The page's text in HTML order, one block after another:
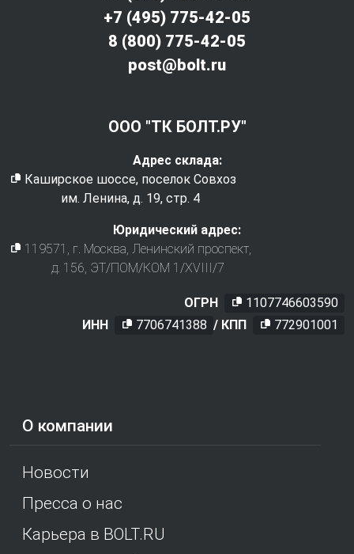
О компании
Новости
Пресса о нас
Карьера в BOLT.RU
+7 (495) 775-42-05
8 (800) 775-42-05
post@bolt.ru
ООО "ТК БОЛТ.РУ"
Адрес склада:
Каширское шоссе, поселок Совхоз
им. Ленина, д. 19, стр. 4
Юридический адрес:
119571
, г. Москва Ленинский проспект,
д. 156, ЭТ/ПОМ/КОМ 1/XVIII/7
ОГРН
1107746603590
ИНН
7706741388 / КПП 772901001